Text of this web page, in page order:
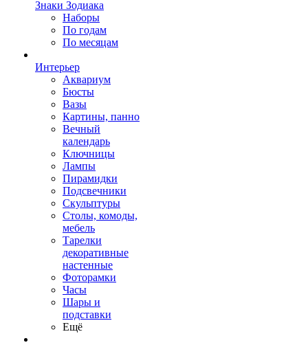
Знаки Зодиака
Наборы
По годам
По месяцам
Интерьер
Аквариум
Бюсты
Вазы
Картины, панно
Вечный
календарь
Ключницы
Лампы
Пирамидки
Подсвечники
Скульптуры
Столы, комоды,
мебель
Тарелки
декоративные
настенные
Фоторамки
Часы
Шары и
подставки
Ещё